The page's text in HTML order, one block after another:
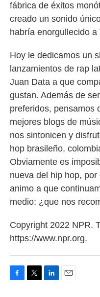
fábrica de éxitos
creado un sonido
habría enorgullecido a
Hoy le dedicamos un
lanzamientos de rap
Juan Data a que
gustan. Además de
preferidos, pensamos
mejores blogs de
nos sintonicen y
hop brasileño,
Obviamente es
nueva del hip hop,
animo a que
medio: ¿que nos
Copyright 2022 NPR.
https://www.npr.org.